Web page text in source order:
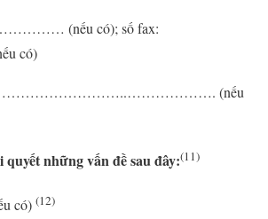
(nếu có); số fax:
có)
tử:………………………..………………. (nếu
quyết những vấn đề sau đây:(11)
có) (12)